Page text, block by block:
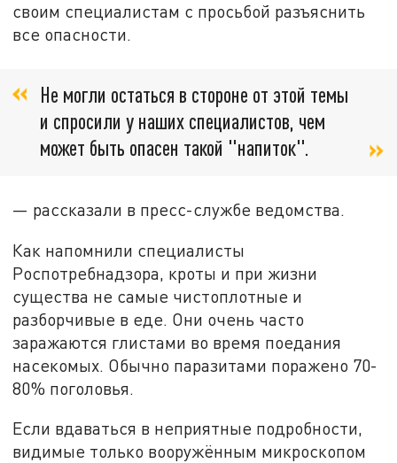
своим специалистам с просьбой разъяснить
все опасности.
Не могли остаться в стороне от этой темы
и спросили у наших специалистов, чем
может быть опасен такой "напиток".
— рассказали в пресс-службе ведомства.
Как напомнили специалисты
Роспотребнадзора, кроты и при жизни
существа не самые чистоплотные и
разборчивые в еде. Они очень часто
заражаются глистами во время поедания
насекомых. Обычно паразитами поражено 70-
80% поголовья.
Если вдаваться в неприятные подробности,
видимые только вооружённым микроскопом